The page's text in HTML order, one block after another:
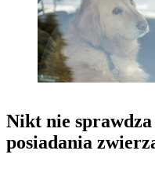
Nikt nie
posiadania